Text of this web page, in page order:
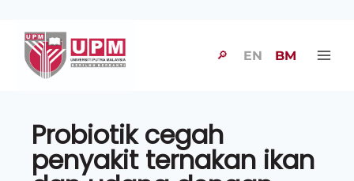
🔎 EN BM
Probiotik cegah
penyakit ternakan ikan